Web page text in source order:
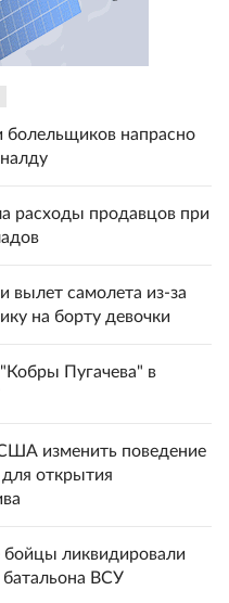
болельщиков напрасно
расходы продавцов при
вылет самолета из-за
на борту девочки
Пугачева" в
изменить поведение
открытия
ликвидировали
батальона ВСУ